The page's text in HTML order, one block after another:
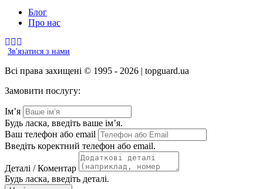
Блог
Про нас
Зв'язатися з нами
Всі права захищені © 1995 - 2026 | topguard.ua
Замовити послугу:
Ім’я
Будь ласка, введіть ваше ім’я.
Ваш телефон або email
Введіть коректний телефон або email.
Деталі / Коментар
Будь ласка, введіть деталі.